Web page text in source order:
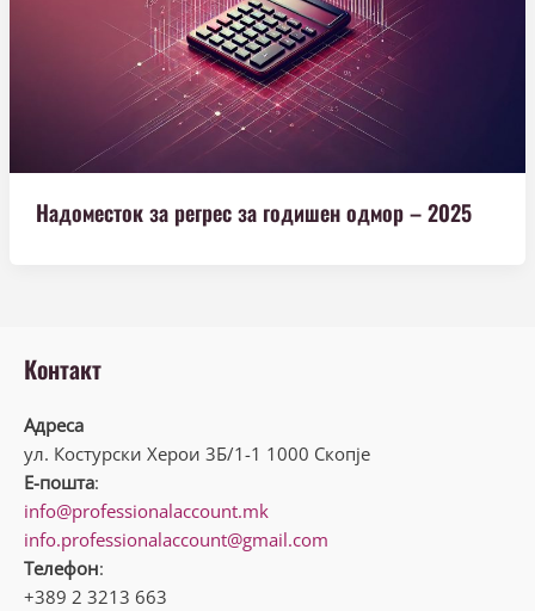
Надоместок за регрес за годишен одмор – 2025
Контакт
Адреса
ул. Костурски Херои 3Б/1-1 1000 Скопје
Е-пошта:
info@professionalaccount.mk
info.professionalaccount@gmail.com
Телефон:
+389 2 3213 663